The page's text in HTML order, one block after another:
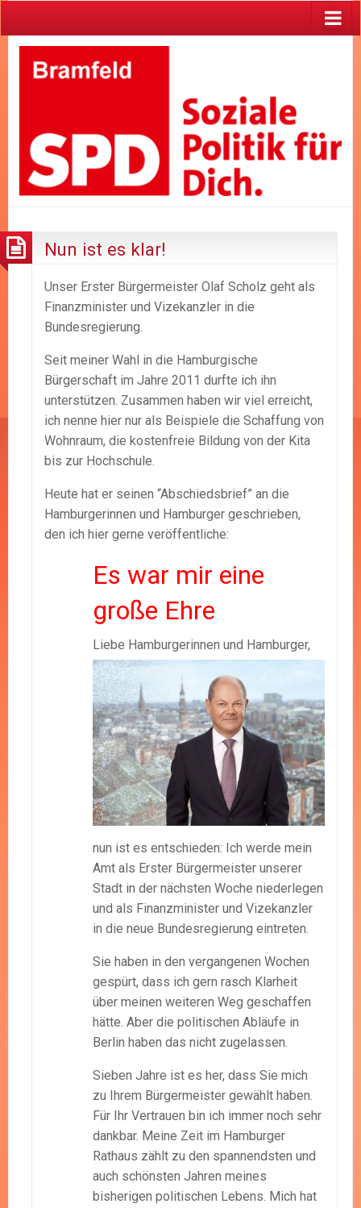
Nun ist es klar!
Unser Erster Bürgermeister Olaf Scholz geht als
Finanzminister und Vizekanzler in die
Bundesregierung.
Seit meiner Wahl in die Hamburgische
Bürgerschaft im Jahre 2011 durfte ich ihn
unterstützen. Zusammen haben wir viel erreicht,
ich nenne hier nur als Beispiele die Schaffung von
Wohnraum, die kostenfreie Bildung von der Kita
bis zur Hochschule.
Heute hat er seinen “Abschiedsbrief” an die
Hamburgerinnen und Hamburger geschrieben,
den ich hier gerne veröffentliche:
Es war mir eine
große Ehre
Liebe Hamburgerinnen und Hamburger,
nun ist es entschieden: Ich werde mein
Amt als Erster Bürgermeister unserer
Stadt in der nächsten Woche niederlegen
und als Finanzminister und Vizekanzler
in die neue Bundesregierung eintreten.
Sie haben in den vergangenen Wochen
gespürt, dass ich gern rasch Klarheit
über meinen weiteren Weg geschaffen
hätte. Aber die politischen Abläufe in
Berlin haben das nicht zugelassen.
Sieben Jahre ist es her, dass Sie mich
zu Ihrem Bürgermeister gewählt haben.
Für Ihr Vertrauen bin ich immer noch sehr
dankbar. Meine Zeit im Hamburger
Rathaus zählt zu den spannendsten und
auch schönsten Jahren meines
bisherigen politischen Lebens. Mich hat